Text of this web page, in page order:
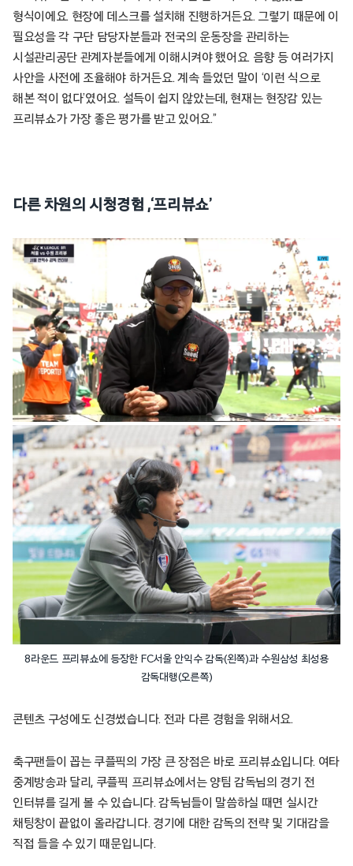
형식이에요. 현장에 데스크를 설치해 진행하거든요. 그렇기 때문에 이
필요성을 각 구단 담당자분들과 전국의 운동장을 관리하는
시설관리공단 관계자분들에게 이해시켜야 했어요. 음향 등 여러가지
사안을 사전에 조율해야 하거든요. 계속 들었던 말이 ‘이런 식으로
해본 적이 없다’였어요. 설득이 쉽지 않았는데, 현재는 현장감 있는
프리뷰쇼가 가장 좋은 평가를 받고 있어요.”
다른 차원의 시청경험 ,‘프리뷰쇼’
8라운드 프리뷰쇼에 등장한 FC서울 안익수 감독(왼쪽)과 수원삼성 최성용
감독대행(오른쪽)
콘텐츠 구성에도 신경썼습니다. 전과 다른 경험을 위해서요.
축구팬들이 꼽는 쿠플픽의 가장 큰 장점은 바로 프리뷰쇼입니다. 여타
중계방송과 달리, 쿠플픽 프리뷰쇼에서는 양팀 감독님의 경기 전
인터뷰를 길게 볼 수 있습니다. 감독님들이 말씀하실 때면 실시간
채팅창이 끝없이 올라갑니다. 경기에 대한 감독의 전략 및 기대감을
직접 들을 수 있기 때문입니다.